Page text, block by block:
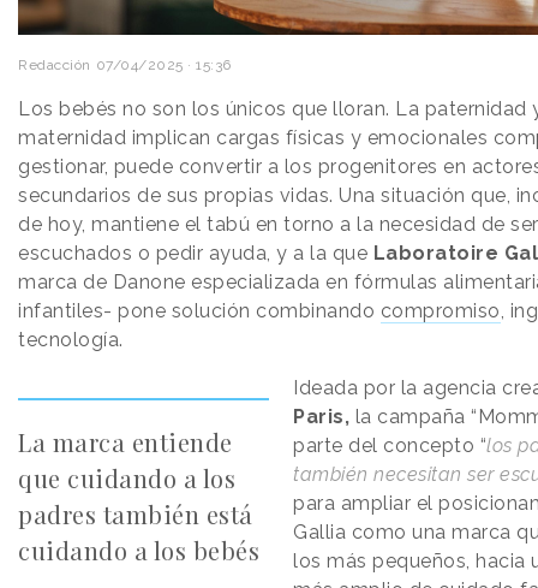
Redacción 07/04/2025 · 15:36
Los bebés no son los únicos que lloran. La paternidad
maternidad implican cargas físicas y emocionales
gestionar, puede convertir a los progenitores en
secundarios de sus propias vidas. Una situación que,
de hoy, mantiene el tabú en torno a la necesidad de ser
escuchados o pedir ayuda, y a la que Laboratoire
marca de Danone especializada en fórmulas
infantiles- pone solución combinando compromiso,
tecnología.
La marca entiende
que cuidando a los
padres también está
cuidando a los bebés
Ideada por la agencia
Paris, la campaña
parte del concepto “los
también necesitan ser
para ampliar el
Gallia como una marca
los más pequeños, hacia